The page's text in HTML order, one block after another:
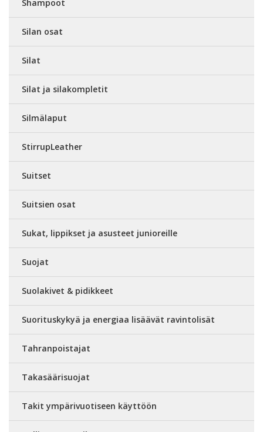
Shampoot
Silan osat
Silat
Silat ja silakompletit
Silmälaput
StirrupLeather
Suitset
Suitsien osat
Sukat, lippikset ja asusteet junioreille
Suojat
Suolakivet & pidikkeet
Suorituskykyä ja energiaa lisäävät ravintolisät
Tahranpoistajat
Takasäärisuojat
Takit ympärivuotiseen käyttöön